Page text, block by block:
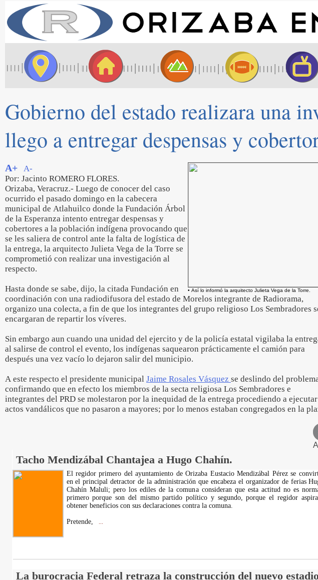
Gobierno del estado realizara una
llego a entregar despensas y
• Así lo informó la arquitecto Julieta Vega de la Torre.
A+
A-
Por: Jacinto ROMERO FLORES.
Orizaba, Veracruz.- Luego de conocer del caso
ocurrido el pasado domingo en la cabecera
municipal de Atlahuilco donde la Fundación Árbol
de la Esperanza intento entregar despensas y
cobertores a la población indígena provocando que
se les saliera de control ante la falta de logística de
la entrega, la arquitecto Julieta Vega de la Torre se
comprometió con realizar una investigación al
respecto.
Hasta donde se sabe, dijo, la citada Fundación en
coordinación con una radiodifusora del estado de Morelos integrante de Radiorama,
organizo una colecta, a fin de que los integrantes del grupo religioso Los Sembradores
encargaran de repartir los víveres.
Sin embargo aun cuando una unidad del ejercito y de la policía estatal vigilaba la
al salirse de control el evento, los indígenas saquearon prácticamente el camión para
después una vez vacío lo dejaron salir del municipio.
A este respecto el presidente municipal Jaime Rosales Vásquez se deslindo del
confirmando que en efecto los miembros de la secta religiosa Los Sembradores e
integrantes del PRD se molestaron por la inequidad de la entrega procediendo a ejecutar
actos vandálicos que no pasaron a mayores; por lo menos estaban congregados en la
Tacho Mendizábal Chantajea a Hugo Chahín.
El regidor primero del ayuntamiento de Orizaba Eustacio Mendizábal Pérez se
en el principal detractor de la administración que encabeza el organizador de ferias
Chahín Maluli; pero los ediles de la comuna consideran que esta actitud no es
primero porque son del mismo partido político y segundo, porque el regidor
obtener beneficios con sus declaraciones contra la comuna.
Pretende,
La burocracia Federal retraza la construcción del nuevo estadio